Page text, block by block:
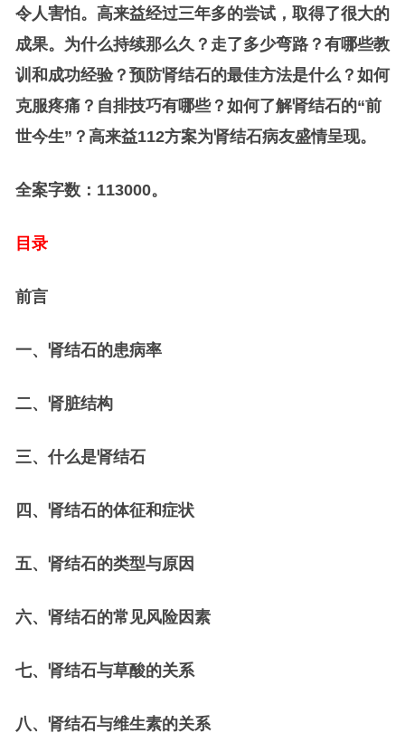
令人害怕。高来益经过三年多的尝试，取得了很大的
成果。为什么持续那么久？走了多少弯路？有哪些教
训和成功经验？预防肾结石的最佳方法是什么？如何
克服疼痛？自排技巧有哪些？如何了解肾结石的“前
世今生”？高来益112方案为肾结石病友盛情呈现。
全案字数：113000。
目录
前言
一、肾结石的患病率
二、肾脏结构
三、什么是肾结石
四、肾结石的体征和症状
五、肾结石的类型与原因
六、肾结石的常见风险因素
七、肾结石与草酸的关系
八、肾结石与维生素的关系